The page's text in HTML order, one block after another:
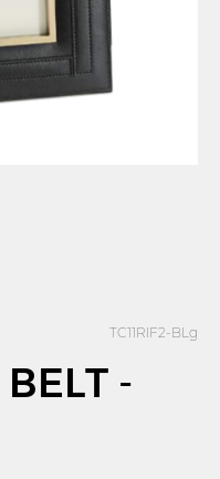
TC11RIF2-BLg
-